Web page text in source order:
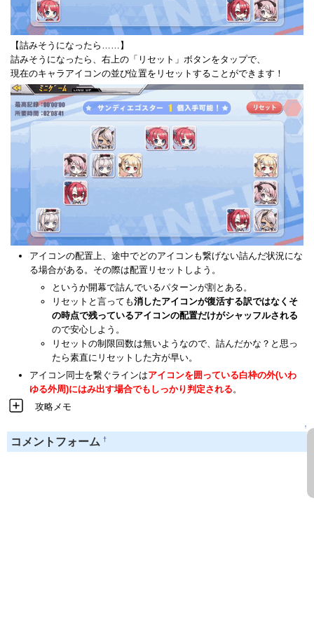
【詰みそうになったら……】
詰みそうになったら、右上の「リセット」ボタンをタップで、
現在のキャラアイコンの並び位置をリセットすることができます！
アイコンの配置上、途中でどのアイコンも繋げない詰んだ状況にな
る場合がある。その際は配置リセットしよう。
というか開幕で詰んでいるパターンが割とある。
リセットと言っても消したアイコンが復活する訳ではなくそ
の時点で残っているアイコンの配置だけがシャッフルされる
ので安心しよう。
リセットの制限回数は無いようなので、詰んだかな？と思っ
たら素直にリセットした方が早い。
アイコン同士を繋ぐラインはアイコンを囲っている白枠の外(いわ
ゆる外周)にはみ出す場合でもしっかり判定される 。
攻略メモ
↑
コメントフォーム †